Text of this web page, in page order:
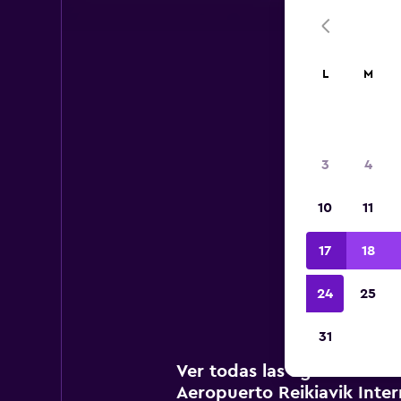
Ver todas las agencias de
Aeropuerto Reikiavik
L M
3 4
10 11
17 18
24 25
31